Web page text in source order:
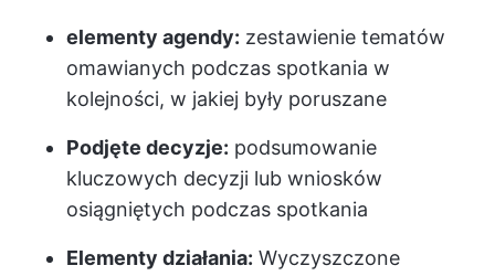
elementy agendy: zestawienie tematów
omawianych podczas spotkania w
kolejności, w jakiej były poruszane
Podjęte decyzje: podsumowanie
kluczowych decyzji lub wniosków
osiągniętych podczas spotkania
Elementy działania: Wyczyszczone